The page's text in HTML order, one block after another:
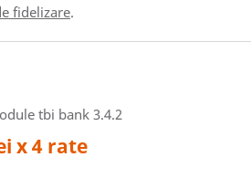
fidelizare.
x 4 rate